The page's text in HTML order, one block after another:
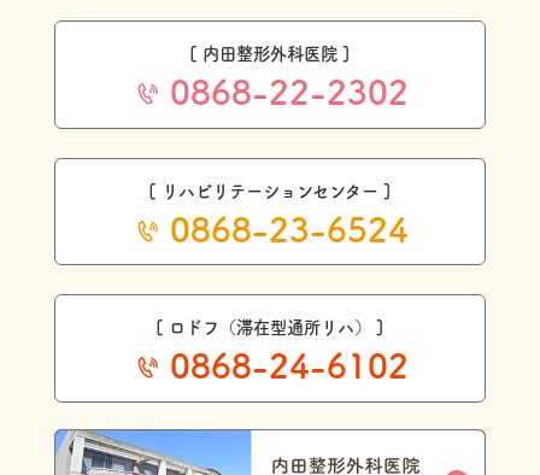
[ 内田整形外科医院 ]
0868-22-2302
[ リハビリテーションセンター ]
0868-23-6524
[ ロドフ（滞在型通所リハ） ]
0868-24-6102